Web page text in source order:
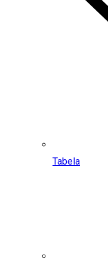
Tabela